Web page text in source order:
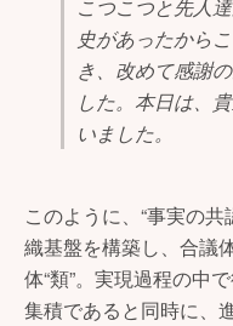
こつこつと先人
史があったから
き、改めて感謝
した。本日は、
いました。
このように、“事実の
織基盤を構築し、合議
体“類”。実現過程の中
集積であると同時に、